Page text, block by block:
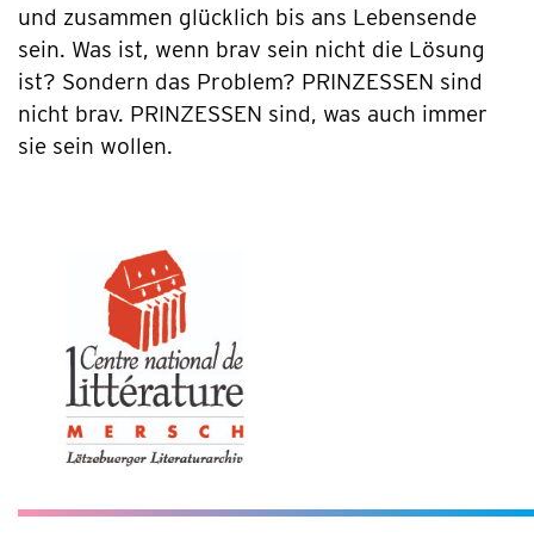
und zusammen glücklich bis ans Lebensende
sein. Was ist, wenn brav sein nicht die Lösung
ist? Sondern das Problem? PRINZESSEN sind
nicht brav. PRINZESSEN sind, was auch immer
sie sein wollen.